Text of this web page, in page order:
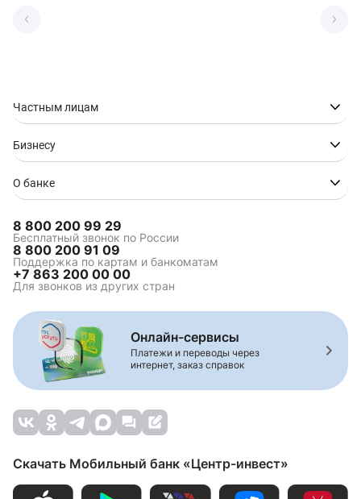
Частным лицам
Бизнесу
О банке
8 800 200 99 29
Бесплатный звонок по России
8 800 200 91 09
Поддержка по картам и банкоматам
+7 863 200 00 00
Для звонков из других стран
Онлайн-сервисы
Платежи и переводы через
интернет, заказ справок
Скачать Мобильный банк «Центр-инвест»